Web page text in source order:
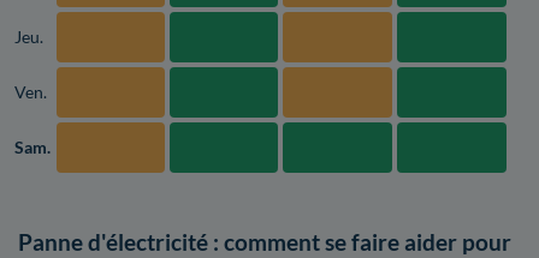
Jeu.
Ven.
Sam.
Panne d'électricité : comment se faire aider pour